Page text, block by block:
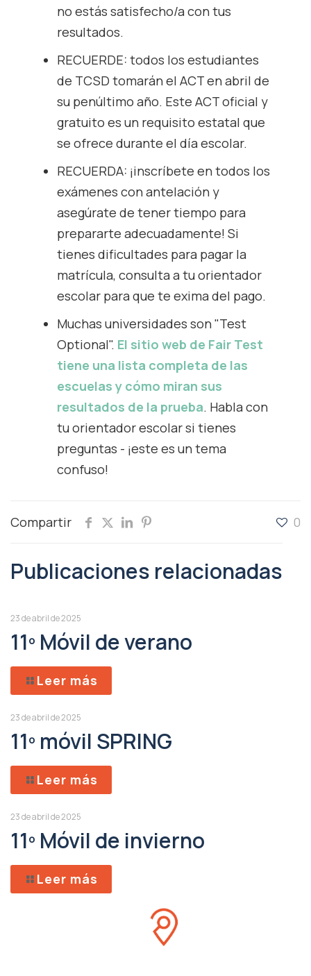
no estás satisfecho/a con tus
resultados.
RECUERDE: todos los estudiantes
de TCSD tomarán el ACT en abril de
su penúltimo año. Este ACT oficial y
gratuito es un requisito estatal que
se ofrece durante el día escolar.
RECUERDA: ¡inscríbete en todos los
exámenes con antelación y
asegúrate de tener tiempo para
prepararte adecuadamente! Si
tienes dificultades para pagar la
matrícula, consulta a tu orientador
escolar para que te exima del pago.
Muchas universidades son "Test
Optional". El sitio web de Fair Test
tiene una lista completa de las
escuelas y cómo miran sus
resultados de la prueba. Habla con
tu orientador escolar si tienes
preguntas - ¡este es un tema
confuso!
Compartir 0
Publicaciones relacionadas
23 de abril de 2025
11º Móvil de verano
Leer más
23 de abril de 2025
11º móvil SPRING
Leer más
23 de abril de 2025
11º Móvil de invierno
Leer más